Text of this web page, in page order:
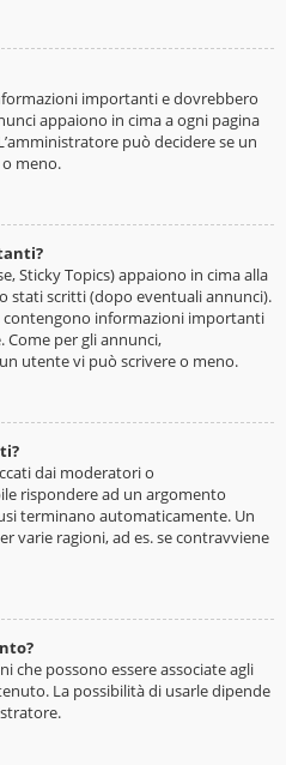
importanti e dovrebbero
appaiono in cima a ogni pagina
può decidere se un
meno.
Sticky Topics) appaiono in cima alla
stati scritti (dopo eventuali annunci).
contengono informazioni importanti
Come per gli annunci,
utente vi può scrivere o meno.
dai moderatori o
rispondere ad un argomento
terminano automaticamente. Un
varie ragioni, ad es. se contravviene
che possono essere associate agli
La possibilità di usarle dipende